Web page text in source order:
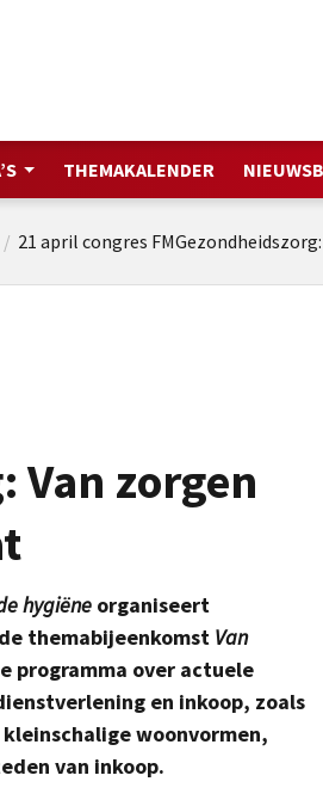
THEMAKALENDER
/ 21 april congres
Van zorgen
hygiëne organiseert
themabijeenkomst Van
programma over actuele
en inkoop, zoals
woonvormen,
van inkoop.